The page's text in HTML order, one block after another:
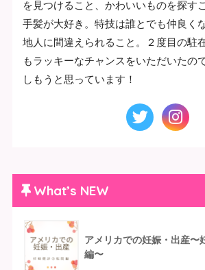
を見つけること、かわいいものを探す
手髪が大好き。特技は誰とでも仲良く
地人に間違えられること。２度目の駐
もラッキーなチャンスをいただいたの
しもうと思っています！
What’s NEW
アメリカでの妊娠・出産
編〜